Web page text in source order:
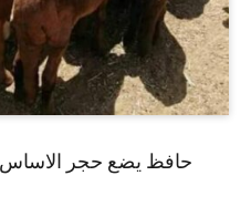
حافظ يضع حجر الاساس